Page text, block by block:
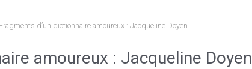
Fragments d’un dictionnaire amoureux : Jacqueline Doyen
amoureux : Jacqueline Doyen